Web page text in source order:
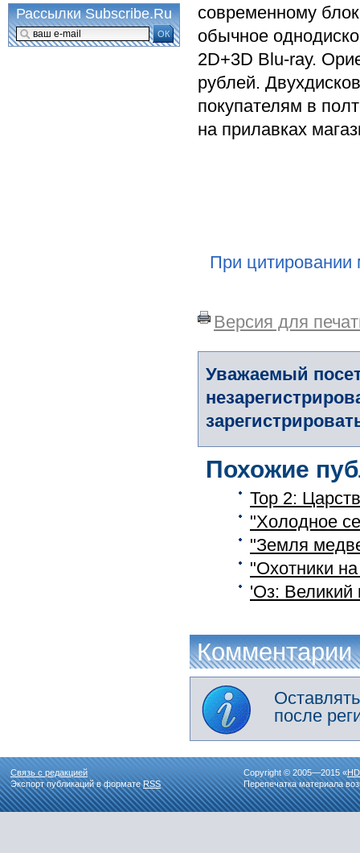
современному
обычное
2D+3D Blu-ray.
рублей.
покупателям в
на прилавках
При цитировании
Версия для
Уважаемый
Похожие
Тор 2:
"Холодное
"Земля
"Охотники
'Оз:
Комментарии
после
Рассылки Subscribe.Ru
ОК
Связь с редакцией
Экспорт публикаций в форматеRSS
Copyright © 2005—2015 «
Перепечатка материала